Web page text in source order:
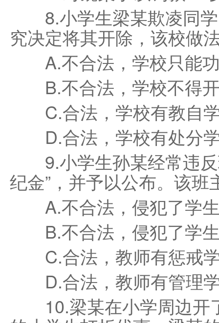
8.小学生梁某欺凌同学
究决定将其开除，该校做
A.不合法，学校只能
B.不合法，学校不得
C.合法，学校有教自
D.合法，学校有处分
9.小学生孙某经常违反
纪金”，并予以公布。该班
A.不合法，侵犯了学
B.不合法，侵犯了学
C.合法，教师有惩戒
D.合法，教师有管理
10.梁某在小学周边开